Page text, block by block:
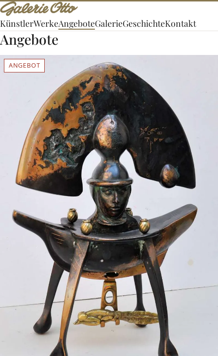
KünstlerWerkeAngeboteGalerieGeschichteKontakt
Angebote
ANGEBOT